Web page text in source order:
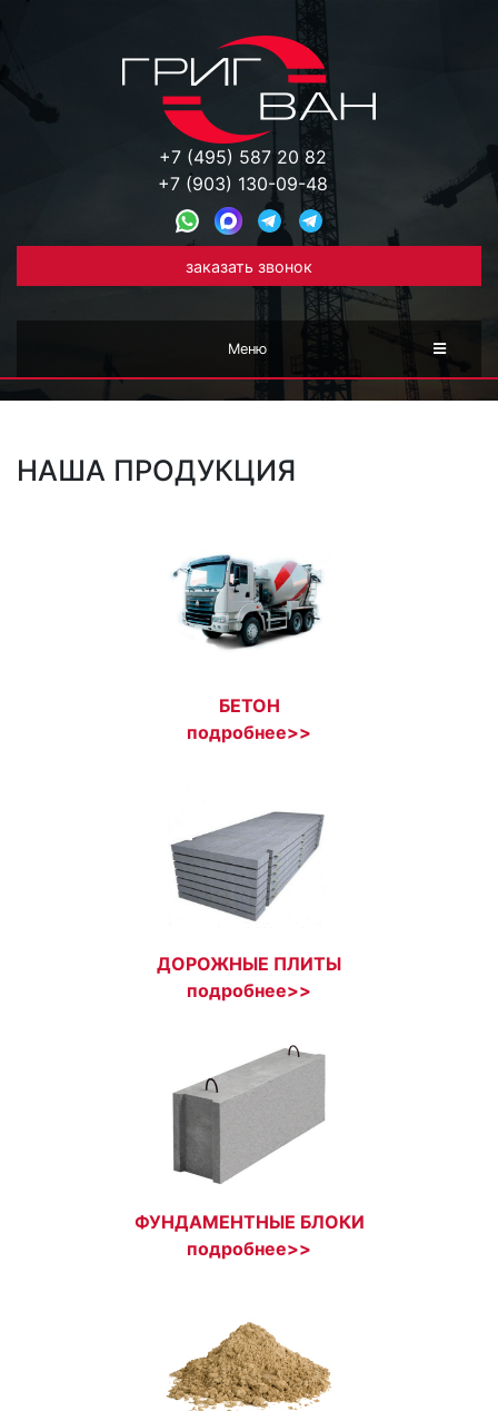
+7 (495) 587 20 82
+7 (903) 130-09-48
заказать звонок
Меню
НАША ПРОДУКЦИЯ
БЕТОН
подробнее>>
ДОРОЖНЫЕ ПЛИТЫ
подробнее>>
ФУНДАМЕНТНЫЕ БЛОКИ
подробнее>>